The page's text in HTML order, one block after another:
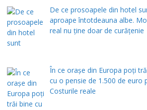
De ce prosoapele din hotel
aproape întotdeauna albe.
real nu ține doar de curățenie
În ce orașe din Europa poți
cu o pensie de 1.500 de euro
Costurile reale